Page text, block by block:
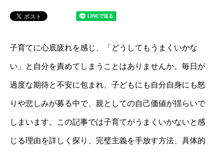
子育てに心底疲れを感じ、「どうしてもうまくいかな
い」と自分を責めてしまうことはありませんか。毎日が
過度な期待と不安に包まれ、子どもにも自分自身にも怒
りや悲しみが募る中で、親としての自己価値が揺らいで
しまいます。この記事では子育てがうまくいかないと感
じる理由を詳しく探り、完璧主義を手放す方法、具体的